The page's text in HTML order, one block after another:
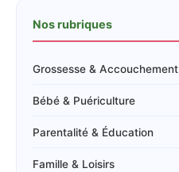
Nos rubriques
Grossesse & Accouchement
Bébé & Puériculture
Parentalité & Éducation
Famille & Loisirs